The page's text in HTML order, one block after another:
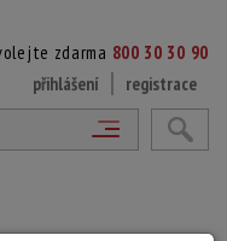
zdarma 800 30 30 90
přihlášení
registrace